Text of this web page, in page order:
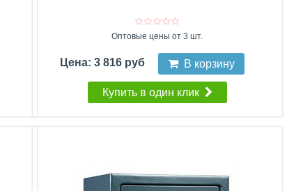
Оптовые цены от 3 шт.
Цена: 3 816 руб В корзину
Купить в один клик